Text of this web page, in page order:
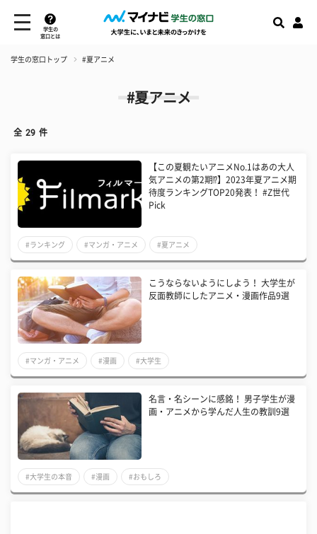
学生の
窓口とは
学生の窓口トップ #夏アニメ
#夏アニメ
全 29 件
【この夏観たいアニメNo.1はあの大人
気アニメの第2期⁉】2023年夏アニメ期
待度ランキングTOP20発表！ #Z世代
Pick
#ランキング #マンガ・アニメ #夏アニメ
こうならないようにしよう！ 大学生が
反面教師にしたアニメ・漫画作品9選
#マンガ・アニメ #漫画 #大学生
名言・名シーンに感銘！ 男子学生が漫
画・アニメから学んだ人生の教訓9選
#大学生の本音 #漫画 #おもしろ